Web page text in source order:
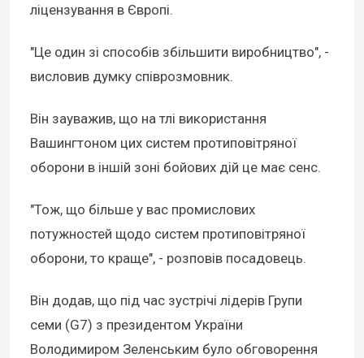
ліцензування в Європі.
"Це один зі способів збільшити виробництво", -
висловив думку співрозмовник.
Він зауважив, що на тлі використання
Вашингтоном цих систем протиповітряної
оборони в іншій зоні бойових дій це має сенс.
"Тож, що більше у вас промислових
потужностей щодо систем протиповітряної
оборони, то краще", - розповів посадовець.
Він додав, що під час зустрічі лідерів Групи
семи (G7) з президентом України
Володимиром Зеленським було обговорення